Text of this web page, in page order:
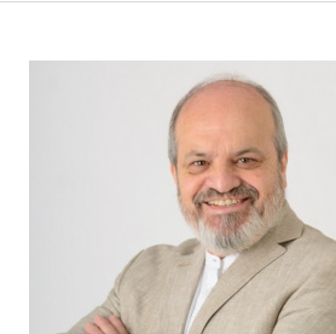
*
Guarda mi nombre, correo
este navegador para la
comente.